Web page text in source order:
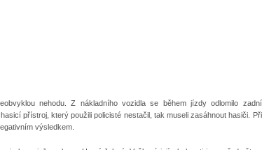
nehodu. Z nákladního vozidla se během jízdy odlomilo zadní
přístroj, který použili policisté nestačil, tak museli zasáhnout hasiči. Při
výsledkem.